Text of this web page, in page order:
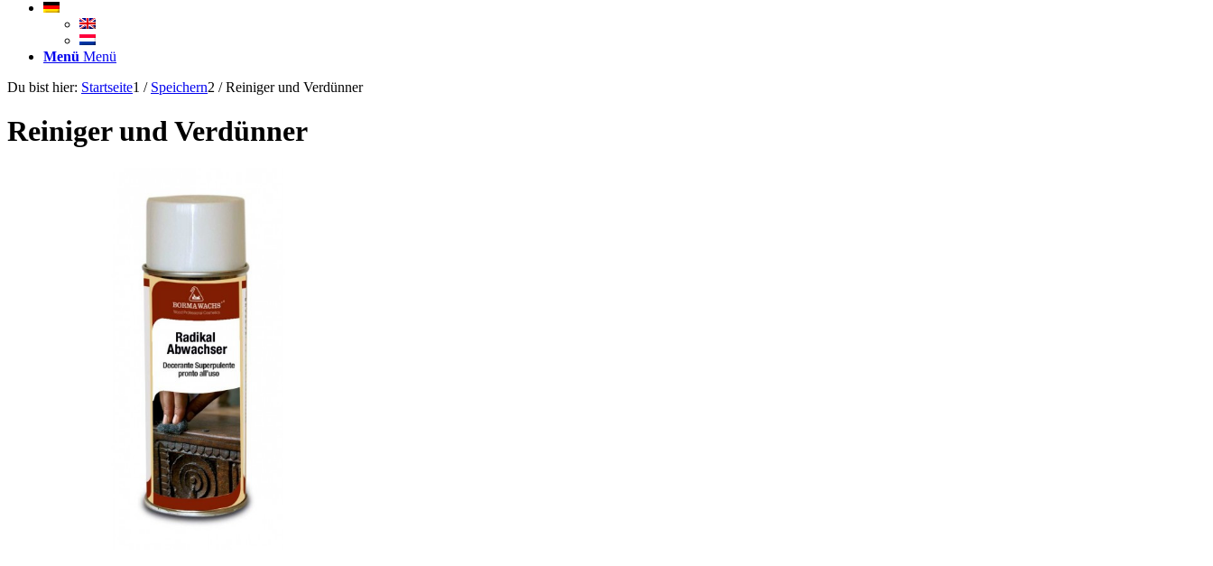
Menü Menü
Du bist hier: Startseite1 / Speichern2 / Reiniger und Verdünner
Reiniger und Verdünner